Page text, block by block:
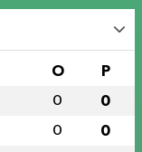
O P
0 0
0 0